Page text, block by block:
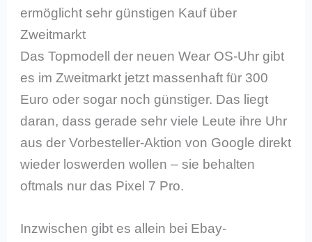
ermöglicht sehr günstigen Kauf über
Zweitmarkt
Das Topmodell der neuen Wear OS-Uhr gibt
es im Zweitmarkt jetzt massenhaft für 300
Euro oder sogar noch günstiger. Das liegt
daran, dass gerade sehr viele Leute ihre Uhr
aus der Vorbesteller-Aktion von Google direkt
wieder loswerden wollen – sie behalten
oftmals nur das Pixel 7 Pro.
Inzwischen gibt es allein bei Ebay-